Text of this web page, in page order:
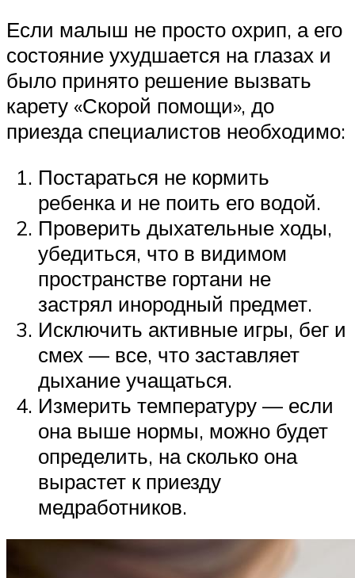
Если малыш не просто охрип, а его
состояние ухудшается на глазах и
было принято решение вызвать
карету «Скорой помощи», до
приезда специалистов необходимо:
Постараться не кормить
ребенка и не поить его водой.
Проверить дыхательные ходы,
убедиться, что в видимом
пространстве гортани не
застрял инородный предмет.
Исключить активные игры, бег и
смех — все, что заставляет
дыхание учащаться.
Измерить температуру — если
она выше нормы, можно будет
определить, на сколько она
вырастет к приезду
медработников.